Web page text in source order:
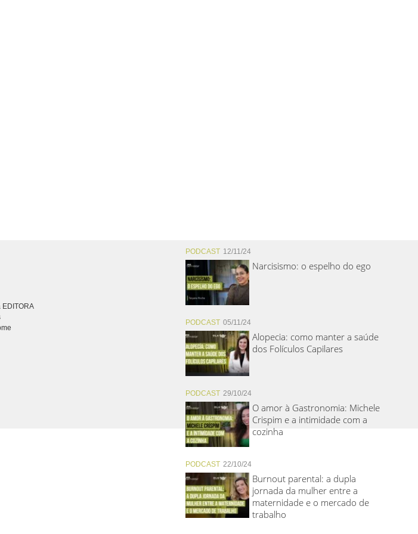
PODCAST 12/11/24
Narcisismo: o espelho do ego
PODCAST 05/11/24
Alopecia: como manter a saúde
dos Folículos Capilares
PODCAST 29/10/24
O amor à Gastronomia: Michele
Crispim e a intimidade com a
cozinha
PODCAST 22/10/24
Burnout parental: a dupla
jornada da mulher entre a
maternidade e o mercado de
trabalho